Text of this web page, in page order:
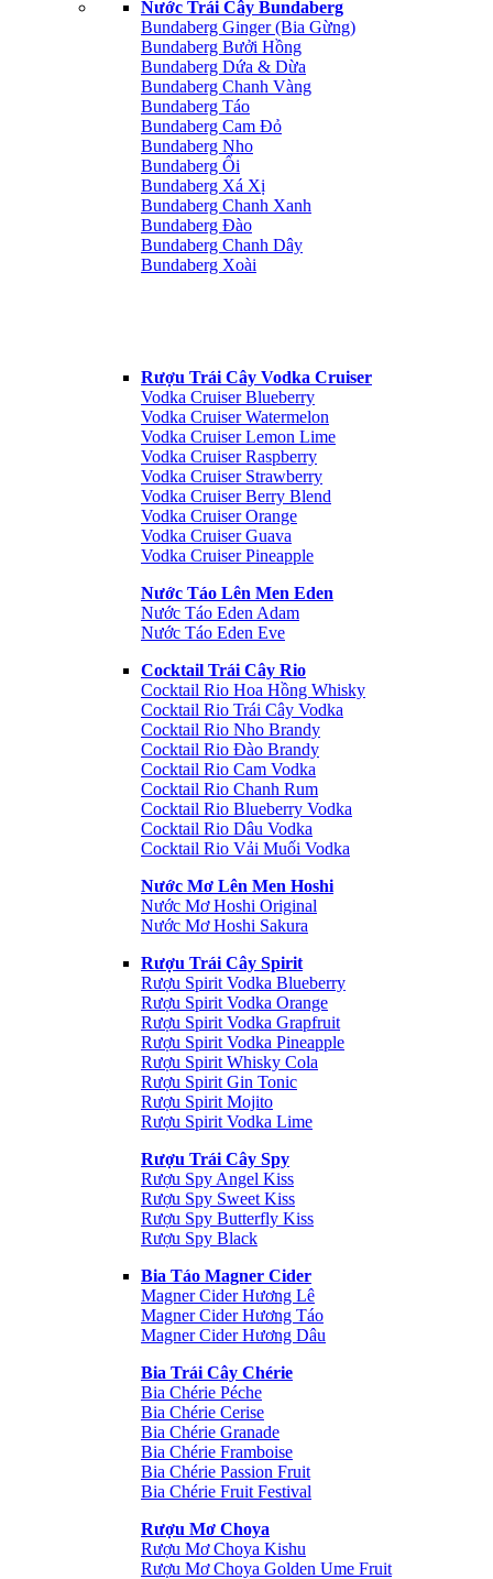
Nước Trái Cây Bundaberg
Bundaberg Ginger (Bia Gừng)
Bundaberg Bưởi Hồng
Bundaberg Dứa & Dừa
Bundaberg Chanh Vàng
Bundaberg Táo
Bundaberg Cam Đỏ
Bundaberg Nho
Bundaberg Ổi
Bundaberg Xá Xị
Bundaberg Chanh Xanh
Bundaberg Đào
Bundaberg Chanh Dây
Bundaberg Xoài
Rượu Trái Cây Vodka Cruiser
Vodka Cruiser Blueberry
Vodka Cruiser Watermelon
Vodka Cruiser Lemon Lime
Vodka Cruiser Raspberry
Vodka Cruiser Strawberry
Vodka Cruiser Berry Blend
Vodka Cruiser Orange
Vodka Cruiser Guava
Vodka Cruiser Pineapple
Nước Táo Lên Men Eden
Nước Táo Eden Adam
Nước Táo Eden Eve
Cocktail Trái Cây Rio
Cocktail Rio Hoa Hồng Whisky
Cocktail Rio Trái Cây Vodka
Cocktail Rio Nho Brandy
Cocktail Rio Đào Brandy
Cocktail Rio Cam Vodka
Cocktail Rio Chanh Rum
Cocktail Rio Blueberry Vodka
Cocktail Rio Dâu Vodka
Cocktail Rio Vải Muối Vodka
Nước Mơ Lên Men Hoshi
Nước Mơ Hoshi Original
Nước Mơ Hoshi Sakura
Rượu Trái Cây Spirit
Rượu Spirit Vodka Blueberry
Rượu Spirit Vodka Orange
Rượu Spirit Vodka Grapfruit
Rượu Spirit Vodka Pineapple
Rượu Spirit Whisky Cola
Rượu Spirit Gin Tonic
Rượu Spirit Mojito
Rượu Spirit Vodka Lime
Rượu Trái Cây Spy
Rượu Spy Angel Kiss
Rượu Spy Sweet Kiss
Rượu Spy Butterfly Kiss
Rượu Spy Black
Bia Táo Magner Cider
Magner Cider Hương Lê
Magner Cider Hương Táo
Magner Cider Hương Dâu
Bia Trái Cây Chérie
Bia Chérie Péche
Bia Chérie Cerise
Bia Chérie Granade
Bia Chérie Framboise
Bia Chérie Passion Fruit
Bia Chérie Fruit Festival
Rượu Mơ Choya
Rượu Mơ Choya Kishu
Rượu Mơ Choya Golden Ume Fruit